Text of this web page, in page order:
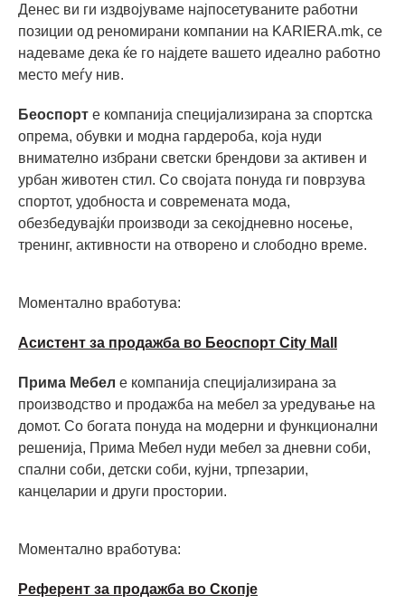
Денес ви ги издвојуваме најпосетуваните работни
позиции од реномирани компании на KARIERA.mk, се
надеваме дека ќе го најдете вашето идеално работно
место меѓу нив.
Беоспорт е компанија специјализирана за спортска
опрема, обувки и модна гардероба, која нуди
внимателно избрани светски брендови за активен и
урбан животен стил. Со својата понуда ги поврзува
спортот, удобноста и современата мода,
обезбедувајќи производи за секојдневно носење,
тренинг, активности на отворено и слободно време.
Моментално вработува:
Асистент за продажба во Беоспорт City Mall
Прима Мебел е компанија специјализирана за
производство и продажба на мебел за уредување на
домот. Со богата понуда на модерни и функционални
решенија, Прима Мебел нуди мебел за дневни соби,
спални соби, детски соби, кујни, трпезарии,
канцеларии и други простории.
Моментално вработува:
Референт за продажба во Скопје